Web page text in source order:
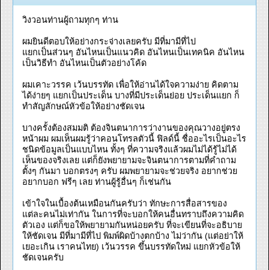
วิงวอนท่านผู้ถามทุกๆ ท่าน
ผมยินดีตอบให้อย่างกระจ่างเลยครับ มีที่มามีที่ไป
แยกเป็นส่วนๆ อันไหนเป็นแนวคิด อันไหนเป็นเทคนิค อันไหน
เป็นวิธีทำ อันไหนเป็นตัวอย่างโค้ด
ผมเคาะวรรค เว้นบรรทัด เพื่อให้อ่านได้ใจความง่าย คิดตาม
ได้ง่ายๆ แยกเป็นประเด็น บางที่มีประเด็นย่อย ประเด็นแยก ก็
ทำสัญลักษณ์หัวข้อให้อย่างชัดเจน
บางครั้งต้องสมมติ ต้องจินตนาการว่างานของคุณวางอยู่ตรง
หน้าผม ผมเห็นผมรู้ว่าคอนโทรลตัวนี้ ฟิลด์นี้ ชื่ออะไรเป็นอะไร
ชนิดข้อมูลเป็นแบบไหน ทั้งๆ ที่ความจริงแล้วผมไม่ได้รู้ไม่ได้
เห็นของจริงเลย แต่ก็ยังพยายามจะจินตนาการตามที่คำถาม
ตั้งๆ กันมา บอกตรงๆ ครับ ผมพยายามจะช่วยจริง อยากช่วย
อยากบอก ฟรีๆ เลย ท่านผู้รู้อื่นๆ ก็เช่นกัน
เข้าใจในเบื้องต้นเหมือนกันครับว่า ทักษะการสื่อสารของ
แต่ละคนไม่เท่ากัน ในการที่จะบอกให้คนอื่นทราบถึงความคิด
ตัวเอง แต่ก็ขอให้พยายามกันหน่อยครับ ที่จะเขียนที่จะอธิบาย
ให้ชัดเจน มีที่มามีที่ไป พิมพ์ผิดบ้างตกบ้าง ไม่ว่ากัน (แต่อย่าให้
เยอะเกิน เราคนไทย) เว้นวรรค ขึ้นบรรทัดใหม่ แยกหัวข้อให้
ชัดเจนครับ